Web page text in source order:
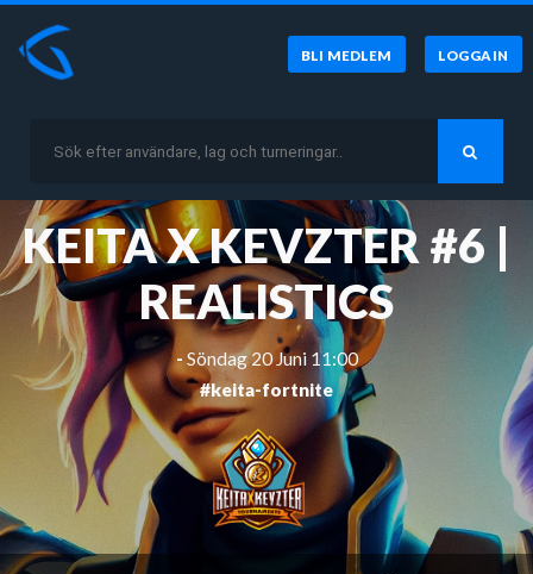
BLI MEDLEM LOGGA IN
KEITA X KEVZTER #6 |
REALISTICS
- Söndag 20 Juni 11:00
#keita-fortnite